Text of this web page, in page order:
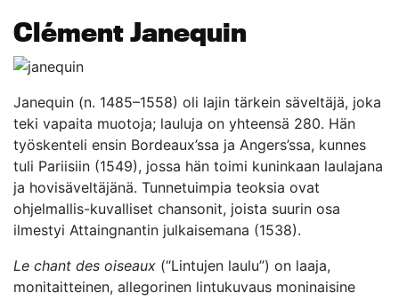
Clément Janequin
Janequin (n. 1485–1558) oli lajin tärkein säveltäjä, joka
teki vapaita muotoja; lauluja on yhteensä 280. Hän
työskenteli ensin Bordeaux’ssa ja Angers’ssa, kunnes
tuli Pariisiin (1549), jossa hän toimi kuninkaan laulajana
ja hovisäveltäjänä. Tunnetuimpia teoksia ovat
ohjelmallis-kuvalliset chansonit, joista suurin osa
ilmestyi Attaingnantin julkaisemana (1538).
Le chant des oiseaux (“Lintujen laulu”) on laaja,
monitaitteinen, allegorinen lintukuvaus moninaisine